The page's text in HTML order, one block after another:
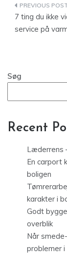
7 ting du ikke
service på
Søg
Recent
Læderrens
En carport
boligen
karakter i
Godt
overblik
Når
problemer